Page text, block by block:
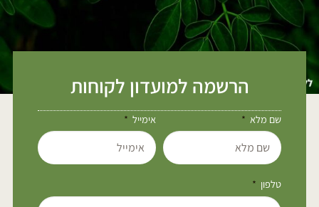
הרשמה למועדון לקוחות
שם מלא אימייל
טלפון